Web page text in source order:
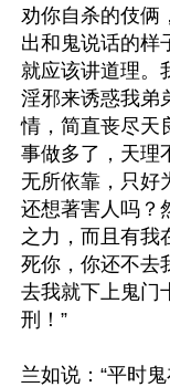
劝你自杀的伎俩
出和鬼说话的样
就应该讲道理。
淫邪来诱惑我弟
情，简直丧尽天
事做多了，天理
无所依靠，只好
还想著害人吗？
之力，而且有我
死你，你还不去
去我就下上鬼门
刑！”
兰如说：“平时